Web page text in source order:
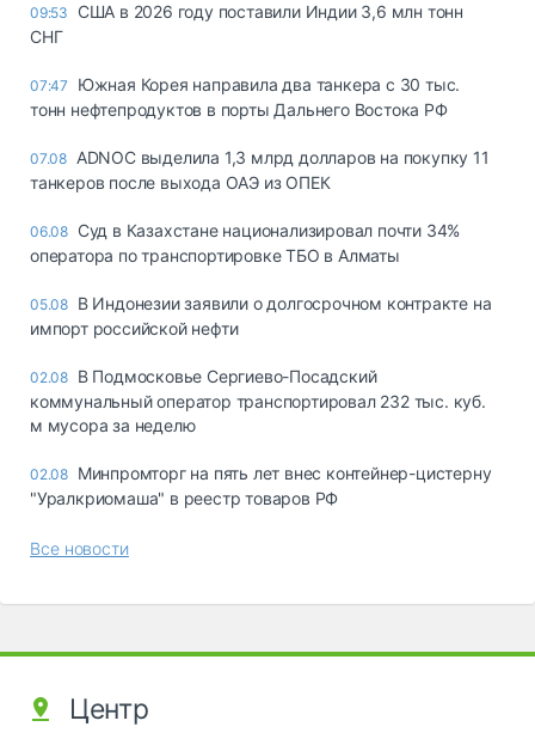
09:53
США в 2026 году поставили Индии 3,6 млн тонн
СНГ
07:47
Южная Корея направила два танкера с 30 тыс.
тонн нефтепродуктов в порты Дальнего Востока РФ
07.08 ADNOC выделила 1,3 млрд долларов на покупку 11
танкеров после выхода ОАЭ из ОПЕК
06.08 Суд в Казахстане национализировал почти 34%
оператора по транспортировке ТБО в Алматы
05.08 В Индонезии заявили о долгосрочном контракте на
импорт российской нефти
02.08 В Подмосковье Сергиево-Посадский
коммунальный оператор транспортировал 232 тыс. куб.
м мусора за неделю
02.08 Минпромторг на пять лет внес контейнер-цистерну
"Уралкриомаша" в реестр товаров РФ
Все новости
Центр